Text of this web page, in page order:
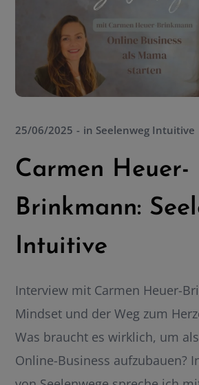
25/06/2025 in Seelenweg Intuitive
Carmen Heuer-
Brinkmann:
Intuitive
Interview mit Carmen Heuer-
Mindset und der Weg zum
Was braucht es wirklich, um
Online-Business aufzubauen?